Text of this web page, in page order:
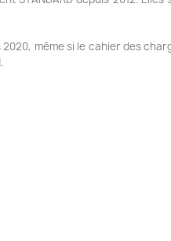
même si le cahier des